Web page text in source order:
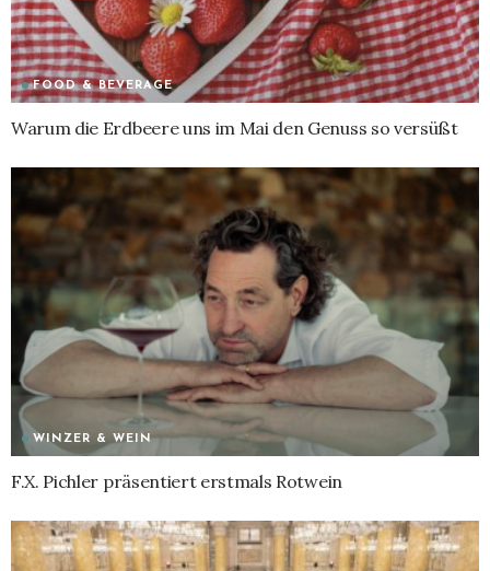
FOOD & BEVERAGE
Warum die Erdbeere uns im Mai den Genuss so versüßt
WINZER & WEIN
F.X. Pichler präsentiert erstmals Rotwein